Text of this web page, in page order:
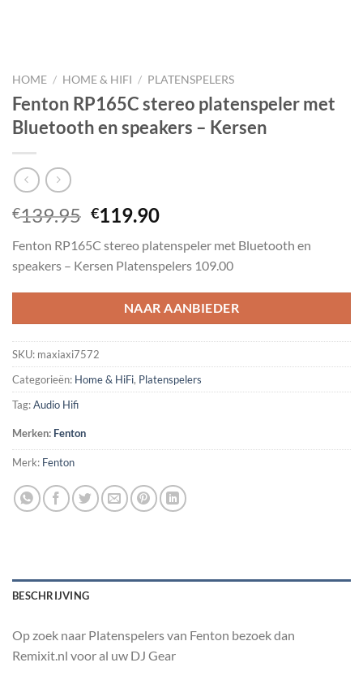
HOME / HOME & HIFI / PLATENSPELERS
Fenton RP165C stereo platenspeler met
Bluetooth en speakers – Kersen
€139.95 Oorspronkelijke
was:
€139.95.
€119.90Huidige
is:
€119.90.
Fenton RP165C stereo platenspeler met Bluetooth en
speakers – Kersen Platenspelers 109.00
NAAR AANBIEDER
SKU: maxiaxi7572
Categorieën: Home & HiFi, Platenspelers
Tag:Audio Hifi
Merken: Fenton
Merk: Fenton
BESCHRIJVING
Op zoek naar Platenspelers van Fenton bezoek dan
Remixit.nl voor al uw DJ Gear